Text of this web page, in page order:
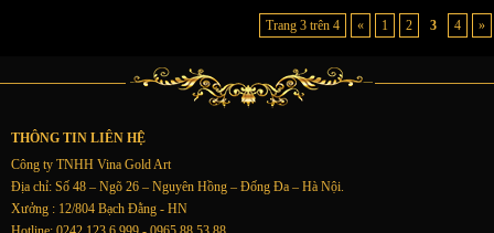
Trang 3 trên 4 « 1 2 3 4 »
THÔNG TIN LIÊN HỆ
Công ty TNHH Vina Gold Art
Địa chỉ: Số 48 – Ngõ 26 – Nguyên Hồng – Đống Đa – Hà Nội.
Xưởng : 12/804 Bạch Đằng - HN